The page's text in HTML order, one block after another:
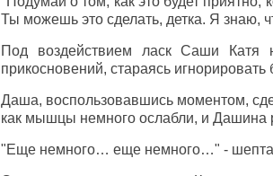
Ты можешь это сделать, детка. Я знаю,
Под воздействием ласк Саши Катя
прикосновений, стараясь игнорировать
Даша, воспользовавшись моментом,
как мышцы немного ослабли, и Дашина
"Еще немного… еще немного…" -